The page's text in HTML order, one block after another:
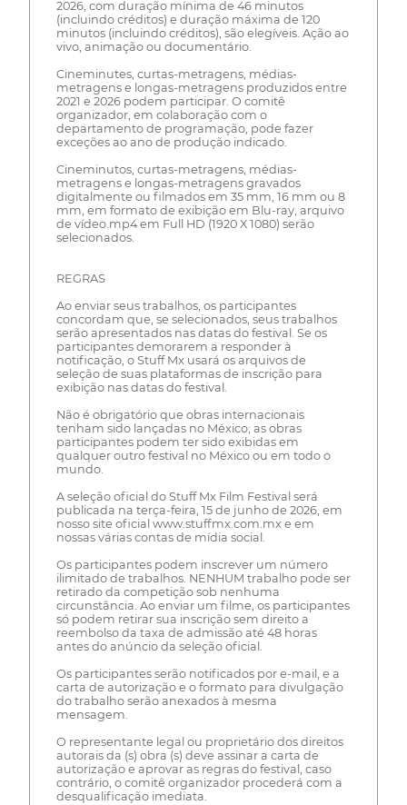
2026, com duração mínima de 46 minutos
(incluindo créditos) e duração máxima de 120
minutos (incluindo créditos), são elegíveis. Ação ao
vivo, animação ou documentário.
Cineminutes, curtas-metragens, médias-
metragens e longas-metragens produzidos entre
2021 e 2026 podem participar. O comitê
organizador, em colaboração com o
departamento de programação, pode fazer
exceções ao ano de produção indicado.
Cineminutos, curtas-metragens, médias-
metragens e longas-metragens gravados
digitalmente ou filmados em 35 mm, 16 mm ou 8
mm, em formato de exibição em Blu-ray, arquivo
de vídeo.mp4 em Full HD (1920 X 1080) serão
selecionados.
REGRAS
Ao enviar seus trabalhos, os participantes
concordam que, se selecionados, seus trabalhos
serão apresentados nas datas do festival. Se os
participantes demorarem a responder à
notificação, o Stuff Mx usará os arquivos de
seleção de suas plataformas de inscrição para
exibição nas datas do festival.
Não é obrigatório que obras internacionais
tenham sido lançadas no México; as obras
participantes podem ter sido exibidas em
qualquer outro festival no México ou em todo o
mundo.
A seleção oficial do Stuff Mx Film Festival será
publicada na terça-feira, 15 de junho de 2026, em
nosso site oficial www.stuffmx.com.mx e em
nossas várias contas de mídia social.
Os participantes podem inscrever um número
ilimitado de trabalhos. NENHUM trabalho pode ser
retirado da competição sob nenhuma
circunstância. Ao enviar um filme, os participantes
só podem retirar sua inscrição sem direito a
reembolso da taxa de admissão até 48 horas
antes do anúncio da seleção oficial.
Os participantes serão notificados por e-mail, e a
carta de autorização e o formato para divulgação
do trabalho serão anexados à mesma
mensagem.
O representante legal ou proprietário dos direitos
autorais da (s) obra (s) deve assinar a carta de
autorização e aprovar as regras do festival, caso
contrário, o comitê organizador procederá com a
desqualificação imediata.